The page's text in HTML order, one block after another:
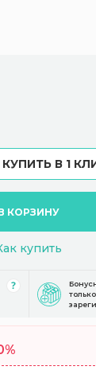
КУПИТЬ В 1
КОРЗИНУ
купить